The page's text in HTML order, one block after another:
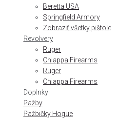
Beretta USA
Springfield Armory
Zobraziť všetky pištole
Revolvery
Ruger
Chiappa Firearms
Ruger
Chiappa Firearms
Doplnky
Pažby
Pažbičky Hogue